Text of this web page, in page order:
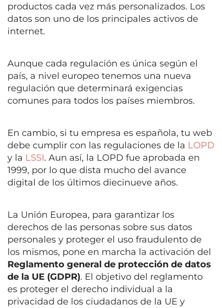
productos cada vez más personalizados. Los
datos son uno de los principales activos de
internet.
Aunque cada regulación es única según el
país, a nivel europeo tenemos una nueva
regulación que determinará exigencias
comunes para todos los países miembros.
En cambio, si tu empresa es española, tu web
debe cumplir con las regulaciones de la LOPD
y la LSSI. Aun así, la LOPD fue aprobada en
1999, por lo que dista mucho del avance
digital de los últimos diecinueve años.
La Unión Europea, para garantizar los
derechos de las personas sobre sus datos
personales y proteger el uso fraudulento de
los mismos, pone en marcha la activación del
Reglamento general de protección de datos
de la UE (GDPR). El objetivo del reglamento
es proteger el derecho individual a la
privacidad de los ciudadanos de la UE y